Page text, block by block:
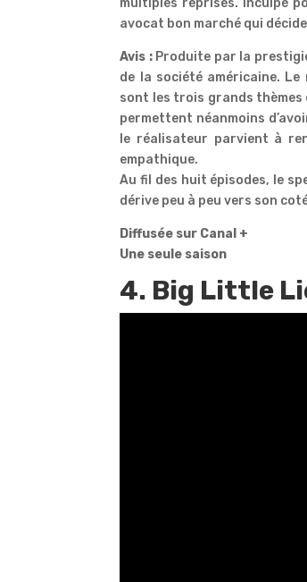
avocat bon marché qui décide
Avis : Produite par la
de la société américaine.
sont les trois grands thèmes
permettent néanmoins
le réalisateur parvient à
empathique.
Au fil des huit épisodes, le
dérive peu à peu vers son
Diffusée sur Canal +
Une seule saison
4. Big Little